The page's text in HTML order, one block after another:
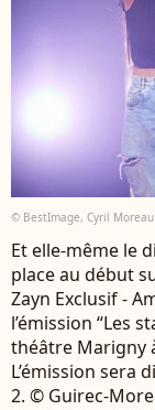
© BestImage, Cyril
Et elle-même le
place au début
Zayn Exclusif -
l’émission “Les
théâtre Marigny
L’émission sera
2. © Guirec-